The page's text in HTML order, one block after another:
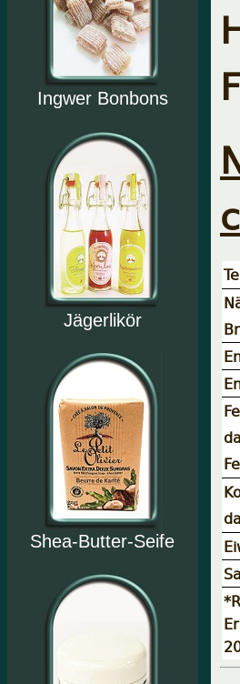
Ingwer Bonbons
Jägerlikör
Shea-Butter-Seife